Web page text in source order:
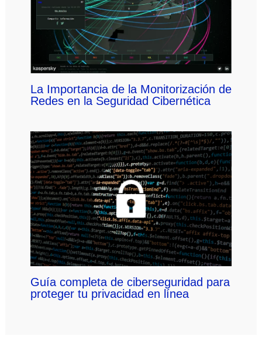
La Importancia de la Monitorización de
Redes en la Seguridad Cibernética
Guía completa de ciberseguridad para
proteger tu privacidad en línea